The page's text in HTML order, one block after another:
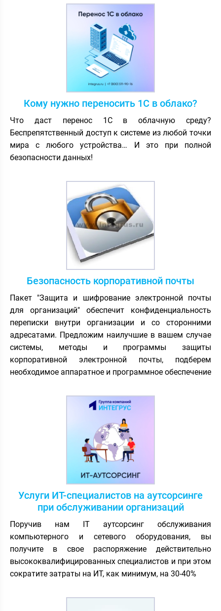
Кому нужно переносить 1С в облако?
Что даст перенос 1С в облачную среду?
Беспрепятственный доступ к системе из любой точки
мира с любого устройства… И это при полной
безопасности данных!
Безопасность корпоративной почты
Пакет "Защита и шифрование электронной почты
для организаций" обеспечит конфиденциальность
переписки внутри организации и со сторонними
адресатами. Предложим наилучшие в вашем случае
системы, методы и программы защиты
корпоративной электронной почты, подберем
необходимое аппаратное и программное обеспечение
Услуги ИТ-специалистов на аутсорсинге
при обслуживании организаций
Поручив нам IT аутсорсинг обслуживания
компьютерного и сетевого оборудования, вы
получите в свое распоряжение действительно
высококвалифицированных специалистов и при этом
сократите затраты на ИТ, как минимум, на 30-40%